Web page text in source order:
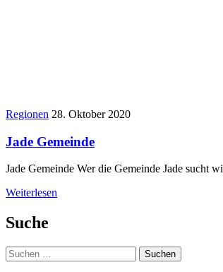
Regionen 28. Oktober 2020
Jade Gemeinde
Jade Gemeinde Wer die Gemeinde Jade sucht
Weiterlesen
Suche
Suchen
nach: